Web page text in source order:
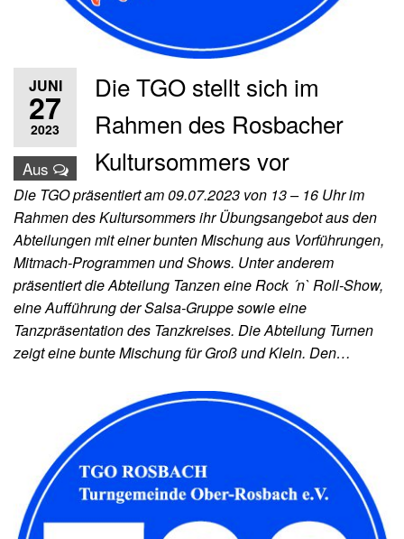
JUNI
27
2023
Aus
Die TGO stellt sich im
Rahmen des Rosbacher
Kultursommers vor
Die TGO präsentiert am 09.07.2023 von 13 – 16 Uhr im
Rahmen des Kultursommers ihr Übungsangebot aus den
Abteilungen mit einer bunten Mischung aus Vorführungen,
Mitmach-Programmen und Shows. Unter anderem
präsentiert die Abteilung Tanzen eine Rock ´n` Roll-Show,
eine Aufführung der Salsa-Gruppe sowie eine
Tanzpräsentation des Tanzkreises. Die Abteilung Turnen
zeigt eine bunte Mischung für Groß und Klein. Den…